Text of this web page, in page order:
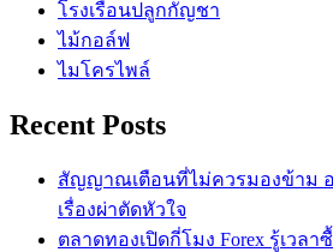
โรงเรือนปลูกกัญชา
ไม้กอล์ฟ
ไมโครไพล์
Recent Posts
สัญญาณเตือนที่ไม่ควรมองข้าม อ
เรื่องผ่าตัดหัวใจ
ตลาดทองเปิดกี่โมง Forex รู้เวล